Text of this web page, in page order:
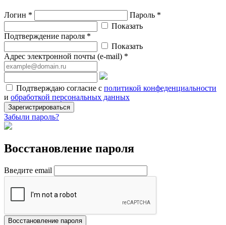
Логин *
Пароль *
Показать
Подтверждение пароля *
Показать
Адрес электронной почты (e-mail) *
Подтверждаю согласие с политикой конфеденциальности
и обработкой персональных данных
Зарегистрироваться
Забыли пароль?
Восстановление пароля
Введите email
Восстановление пароля